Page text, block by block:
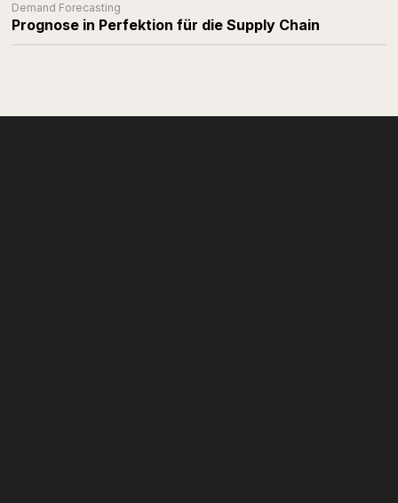
Demand Forecasting
Prognose in Perfektion für die Supply Chain